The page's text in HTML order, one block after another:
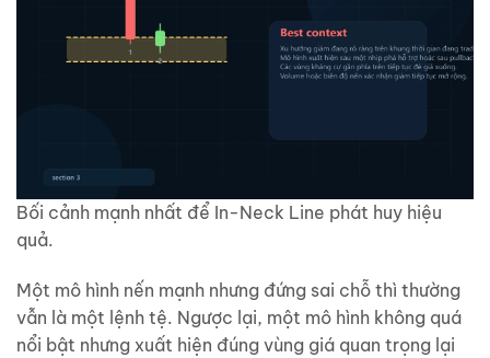
Bối cảnh mạnh nhất để In-Neck Line phát huy hiệu
quả.
Một mô hình nến mạnh nhưng đứng sai chỗ thì thường
vẫn là một lệnh tệ. Ngược lại, một mô hình không quá
nổi bật nhưng xuất hiện đúng vùng giá quan trọng lại